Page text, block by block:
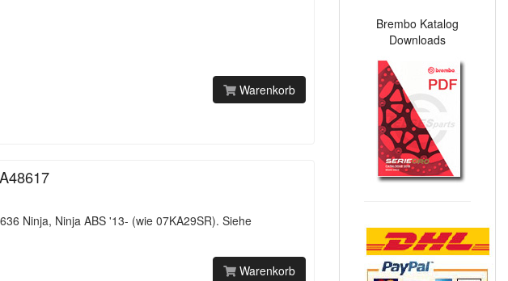
Warenkorb
Ninja, Ninja ABS '13- (wie 07KA29SR). Siehe
Warenkorb
Brembo Katalog
Downloads